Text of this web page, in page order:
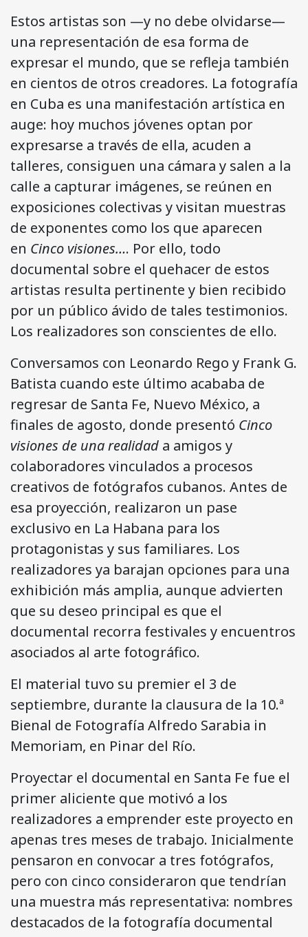
Estos artistas son —y no debe olvidarse—
una representación de esa forma de
expresar el mundo, que se refleja también
en cientos de otros creadores. La fotografía
en Cuba es una manifestación artística en
auge: hoy muchos jóvenes optan por
expresarse a través de ella, acuden a
talleres, consiguen una cámara y salen a la
calle a capturar imágenes, se reúnen en
exposiciones colectivas y visitan muestras
de exponentes como los que aparecen
en Cinco visiones…. Por ello, todo
documental sobre el quehacer de estos
artistas resulta pertinente y bien recibido
por un público ávido de tales testimonios.
Los realizadores son conscientes de ello.
Conversamos con Leonardo Rego y Frank G.
Batista cuando este último acababa de
regresar de Santa Fe, Nuevo México, a
finales de agosto, donde presentó Cinco
visiones de una realidad a amigos y
colaboradores vinculados a procesos
creativos de fotógrafos cubanos. Antes de
esa proyección, realizaron un pase
exclusivo en La Habana para los
protagonistas y sus familiares. Los
realizadores ya barajan opciones para una
exhibición más amplia, aunque advierten
que su deseo principal es que el
documental recorra festivales y encuentros
asociados al arte fotográfico.
El material tuvo su premier el 3 de
septiembre, durante la clausura de la 10.ª
Bienal de Fotografía Alfredo Sarabia in
Memoriam, en Pinar del Río.
Proyectar el documental en Santa Fe fue el
primer aliciente que motivó a los
realizadores a emprender este proyecto en
apenas tres meses de trabajo. Inicialmente
pensaron en convocar a tres fotógrafos,
pero con cinco consideraron que tendrían
una muestra más representativa: nombres
destacados de la fotografía documental